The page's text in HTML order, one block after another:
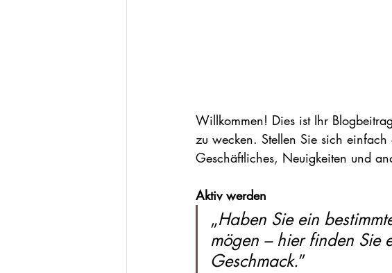
Willkommen! Dies ist Ihr
zu wecken. Stellen Sie sich
Geschäftliches, Neuigkeiten und
Aktiv werden
„Haben Sie ein
mögen – hier finden Sie
Geschmack.”